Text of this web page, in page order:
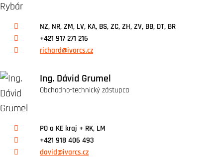
NZ, NR, ZM, LV, KA, BS, ZC, ZH, ZV, BB, DT, BR
+421 917 271 216
richard@ivarcs.cz
Ing. Dávid Grumel
Obchodno-technický zástupca
PO a KE kraj + RK, LM
+421 918 406 493
david@ivarcs.cz